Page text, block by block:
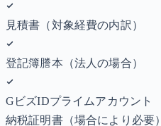
見積書（対象経費の内訳）
登記簿謄本（法人の場合）
GビズIDプライムアカウント
納税証明書（場合により必要）